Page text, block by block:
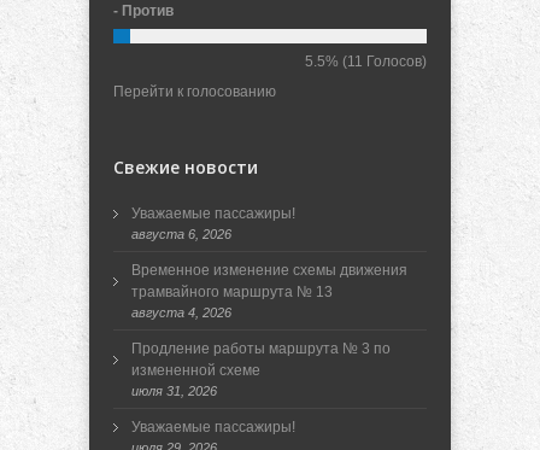
- Против
5.5% (11 Голосов)
Перейти к голосованию
Свежие новости
Уважаемые пассажиры!
августа 6, 2026
Временное изменение схемы движения
трамвайного маршрута № 13
августа 4, 2026
Продление работы маршрута № 3 по
измененной схеме
июля 31, 2026
Уважаемые пассажиры!